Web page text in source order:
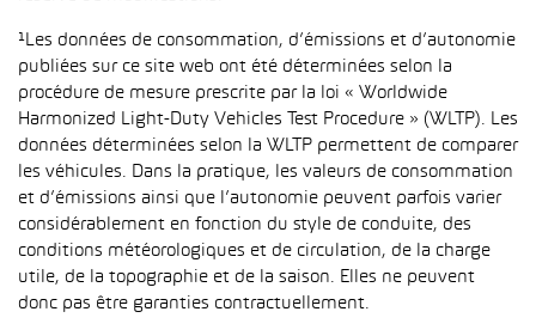
¹Les données de consommation, d’émissions et d’autonomie
publiées sur ce site web ont été déterminées selon la
procédure de mesure prescrite par la loi « Worldwide
Harmonized Light-Duty Vehicles Test Procedure » (WLTP). Les
données déterminées selon la WLTP permettent de comparer
les véhicules. Dans la pratique, les valeurs de consommation
et d’émissions ainsi que l’autonomie peuvent parfois varier
considérablement en fonction du style de conduite, des
conditions météorologiques et de circulation, de la charge
utile, de la topographie et de la saison. Elles ne peuvent
donc pas être garanties contractuellement.